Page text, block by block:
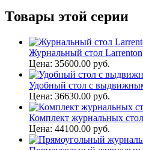
Товары этой серии
Журнальный стол
Цена: 35600.00 руб.
Удобный стол с
Цена: 36630.00 руб.
Комплект журнальных
Цена: 44100.00 руб.